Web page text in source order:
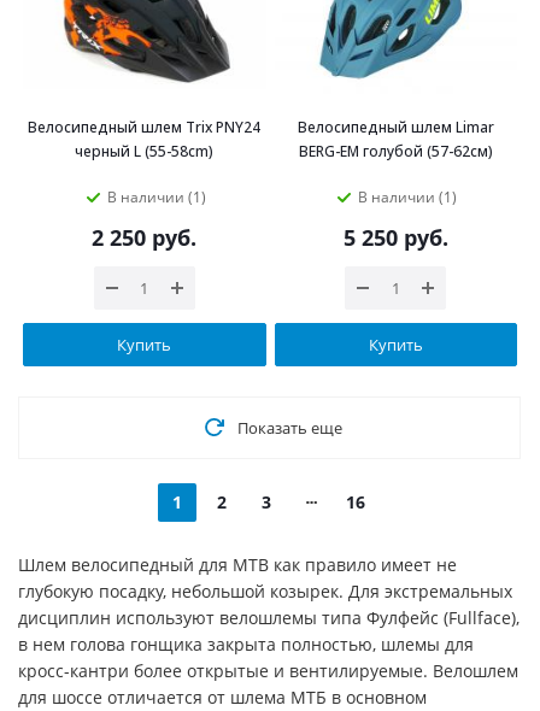
Велосипедный шлем Trix PNY24
черный L (55-58cm)
В наличии (1)
2 250 руб.
Купить
Велосипедный шлем Limar
BERG-EM голубой (57-62см)
В наличии (1)
5 250руб.
Купить
Показать еще
1 2 3 16
Шлем велосипедный для MTB как правило имеет не
глубокую посадку, небольшой козырек. Для экстремальных
дисциплин используют велошлемы типа Фулфейс (Fullface),
в нем голова гонщика закрыта полностью, шлемы для
кросс-кантри более открытые и вентилируемые. Велошлем
для шоссе отличается от шлема МТБ в основном